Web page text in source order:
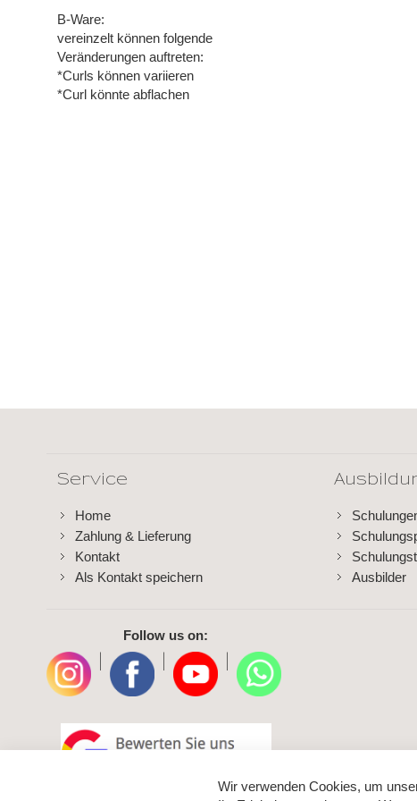
B-Ware:
vereinzelt können folgende
Veränderungen auftreten:
*Curls können variieren
*Curl könnte abflachen
Service
Home
Zahlung & Lieferung
Kontakt
Als Kontakt speichern
Ausbilder
Follow us on:
Wir verwenden Cookies, um